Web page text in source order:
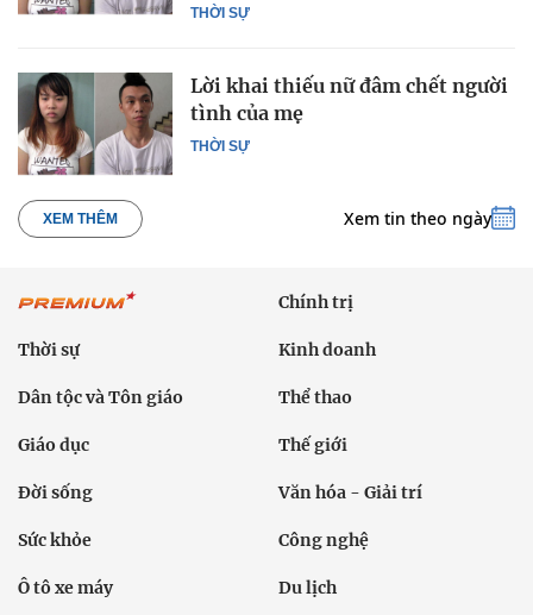
THỜI SỰ
THỜI SỰ
Lời khai thiếu nữ đâm chết người
tình của mẹ
XEM THÊM Xem tin theo ngày
Chính trị
Thời sự Kinh doanh
Dân tộc và Tôn giáo Thể thao
Giáo dục Thế giới
Đời sống Văn hóa - Giải trí
Sức khỏe Công nghệ
Ô tô xe máy Du lịch